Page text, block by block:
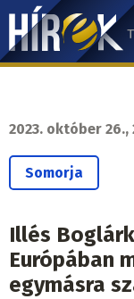
Ugrás
tartalomra
Hírek.sk
navigáció
2023. október 26.,
Somorja
Illés
Európában
egymásra